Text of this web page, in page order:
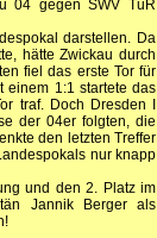
04 gegen SWV TuR
darstellen. Da
hätte Zwickau durch
fiel das erste Tor für
einem 1:1 startete das
traf. Doch Dresden I
der 04er folgten, die
den letzten Treffer
nur knapp
und den 2. Platz im
Jannik Berger als